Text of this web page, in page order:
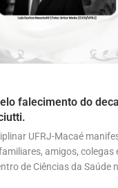
falecimento do
UFRJ-Macaé
amigos, colegas
de Ciências da Saúde